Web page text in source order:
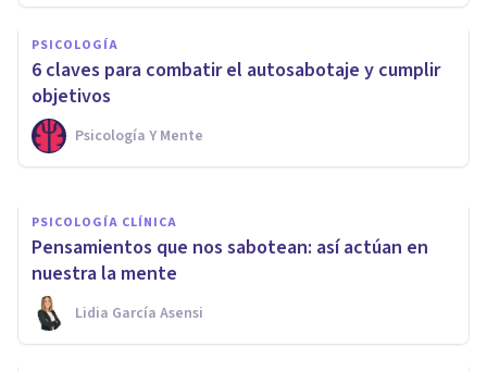
PSICOLOGÍA
6 claves para combatir el autosabotaje y cumplir
objetivos
Psicología Y Mente
El poder de las emociones (9
claves científicas)
Grecia Guzmán Martínez
PSICOLOGÍA CLÍNICA
Pensamientos que nos sabotean: así actúan en
nuestra la mente
Lidia García Asensi